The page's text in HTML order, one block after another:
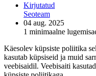
Kirjutatud
Seoteam
04 aug. 2025
1 minimaalne
Käesolev küpsiste poliitika
kasutab küpsiseid ja muid
veebisaidil. Veebisaiti